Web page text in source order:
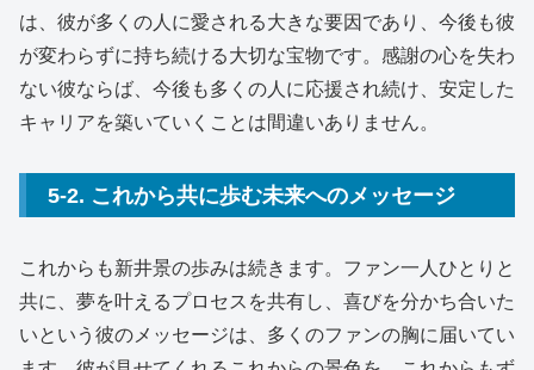
は、彼が多くの人に愛される大きな要因であり、今後も彼
が変わらずに持ち続ける大切な宝物です。感謝の心を失わ
ない彼ならば、今後も多くの人に応援され続け、安定した
キャリアを築いていくことは間違いありません。
5-2. これから共に歩む未来へのメッセージ
これからも新井景の歩みは続きます。ファン一人ひとりと
共に、夢を叶えるプロセスを共有し、喜びを分かち合いた
いという彼のメッセージは、多くのファンの胸に届いてい